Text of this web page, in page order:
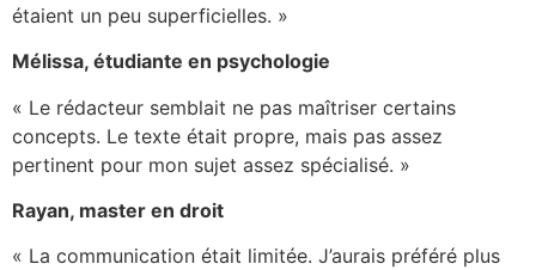
étaient un peu superficielles. »
Mélissa, étudiante en psychologie
« Le rédacteur semblait ne pas maîtriser certains
concepts. Le texte était propre, mais pas assez
pertinent pour mon sujet assez spécialisé. »
Rayan, master en droit
« La communication était limitée. J’aurais préféré plus